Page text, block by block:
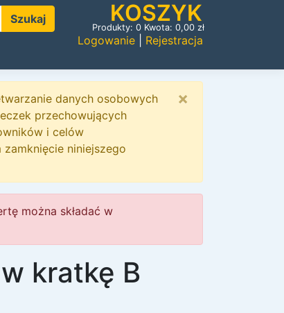
Szukaj KOSZYK
Produkty:0 Kwota:0,00 zł
Logowanie Rejestracja
danych osobowych
przechowujących
i celów
niniejszego
×
można składać w
kratkę B